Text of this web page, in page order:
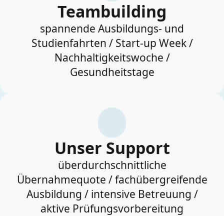
Teambuilding
spannende Ausbildungs- und
Studienfahrten / Start-up Week /
Nachhaltigkeitswoche /
Gesundheitstage
Unser Support
überdurchschnittliche
Übernahmequote / fachübergreifende
Ausbildung / intensive Betreuung /
aktive Prüfungsvorbereitung